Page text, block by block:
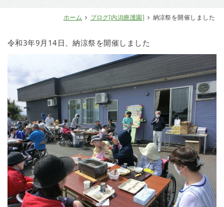
ホーム ブログ[内潟療護園] 納涼祭を開催しました
令和3年9月14日、納涼祭を開催しました